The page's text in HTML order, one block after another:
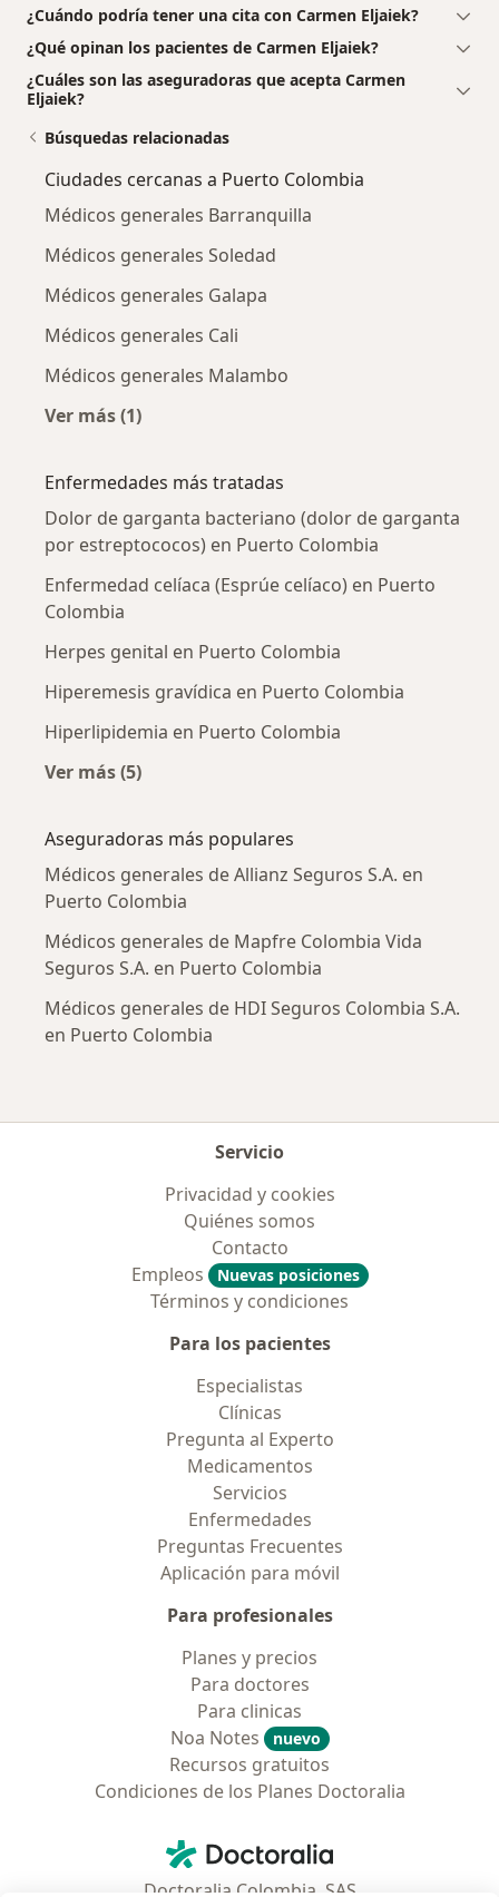
¿Cuándo podría tener una cita con Carmen Eljaiek?
¿Qué opinan los pacientes de Carmen Eljaiek?
¿Cuáles son las aseguradoras que acepta Carmen
Eljaiek?
Búsquedas relacionadas
Ciudades cercanas a Puerto Colombia
Médicos generales Barranquilla
Médicos generales Soledad
Médicos generales Galapa
Médicos generales Cali
Médicos generales Malambo
Ver más (1)
Enfermedades más tratadas
Dolor de garganta bacteriano (dolor de garganta
por estreptococos) en Puerto Colombia
Enfermedad celíaca (Esprúe celíaco) en Puerto
Colombia
Herpes genital en Puerto Colombia
Hiperemesis gravídica en Puerto Colombia
Hiperlipidemia en Puerto Colombia
Ver más (5)
Aseguradoras más populares
Médicos generales de Allianz Seguros S.A. en
Puerto Colombia
Médicos generales de Mapfre Colombia Vida
Seguros S.A. en Puerto Colombia
Médicos generales de HDI Seguros Colombia S.A.
en Puerto Colombia
Servicio
Privacidad y cookies
Quiénes somos
Contacto
Empleos
Nuevas posiciones
Términos y condiciones
Para los pacientes
Especialistas
Clínicas
Pregunta al Experto
Medicamentos
Servicios
Enfermedades
Preguntas Frecuentes
Aplicación para móvil
Para profesionales
Planes y precios
Para doctores
Para clinicas
Noa Notes
nuevo
Recursos gratuitos
Condiciones de los Planes Doctoralia
Doctoralia - Página de inicio
Doctoralia Colombia, SAS